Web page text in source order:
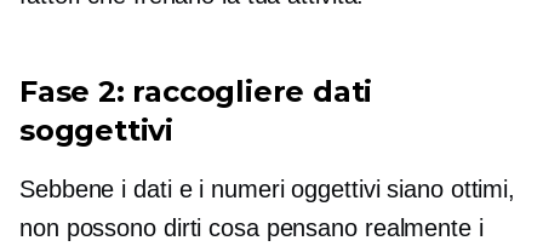
Fase 2: raccogliere dati
soggettivi
Sebbene i dati e i numeri oggettivi siano ottimi,
non possono dirti cosa pensano realmente i